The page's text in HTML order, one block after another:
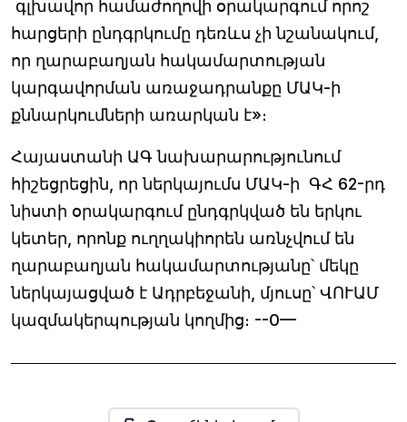
գլխավոր համաժողովի օրակարգում որոշ
հարցերի ընդգրկումը դեռևս չի նշանակում,
որ ղարաբաղյան հակամարտության
կարգավորման առաջադրանքը ՄԱԿ-ի
քննարկումների առարկան է»։
Հայաստանի ԱԳ նախարարությունում
հիշեցրեցին, որ ներկայումս ՄԱԿ-ի ԳՀ 62-րդ
նիստի օրակարգում ընդգրկված են երկու
կետեր, որոնք ուղղակիորեն առնչվում են
ղարաբաղյան հակամարտությանը՝ մեկը
ներկայացված է Ադրբեջանի, մյուսը՝ ՎՈՒԱՄ
կազմակերպության կողմից։ --0—